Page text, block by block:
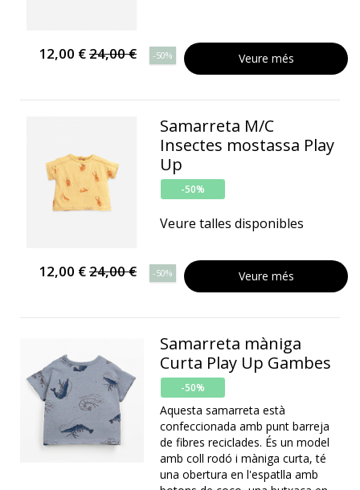
12,00 €24,00 € -50% Veure més
Samarreta M/C
Insectes mostassa Play
Up
-50%
Veure talles disponibles
12,00 €24,00 € -50% Veure més
Samarreta màniga
Curta Play Up Gambes
-50%
Aquesta samarreta està
confeccionada amb punt barreja
de fibres reciclades. És un model
amb coll rodó i màniga curta, té
una obertura en l'espatlla amb